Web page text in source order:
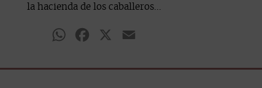
la hacienda de los caballeros...
WhatsAppFacebook